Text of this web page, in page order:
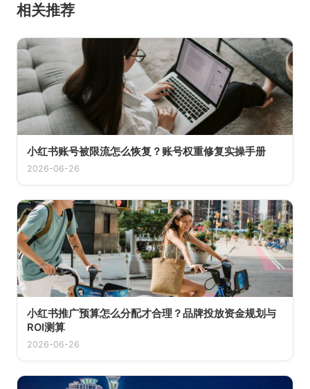
相关推荐
小红书账号被限流怎么恢复？账号权重修复实操手册
2026-06-26
小红书推广预算怎么分配才合理？品牌投放资金规划与
ROI测算
2026-06-26